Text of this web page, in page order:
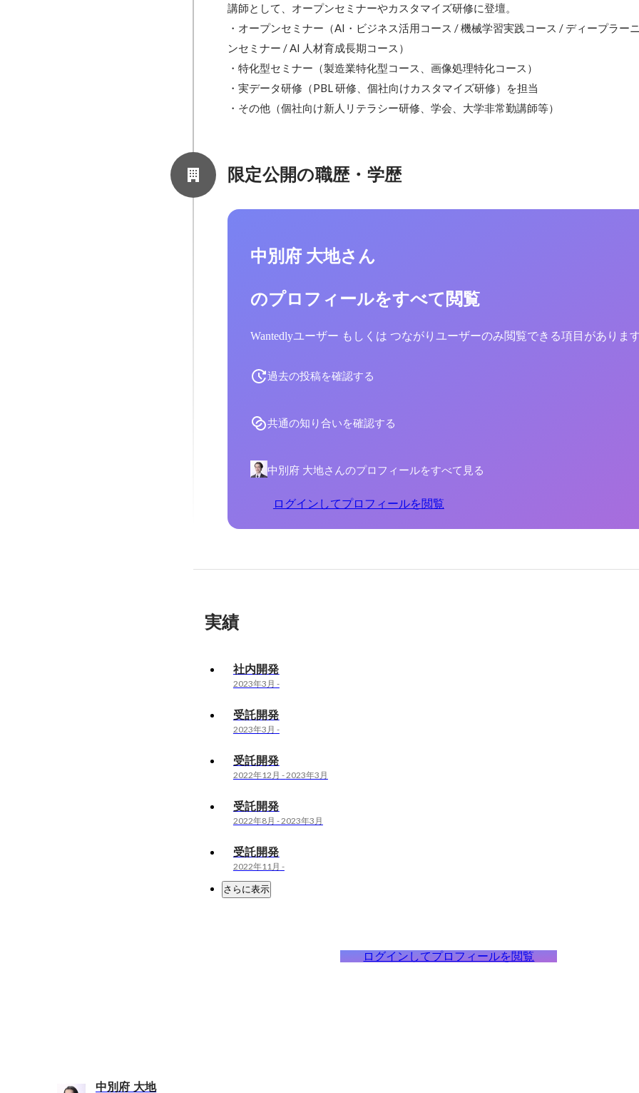
講師として、オープンセミナーやカスタマイズ研修に登壇。
・オープンセミナー（AI・ビジネス活用コース / 機械学習実践コース / ディープラー
ンセミナー / AI 人材育成長期コース）
・特化型セミナー（製造業特化型コース、画像処理特化コース）
・実データ研修（PBL 研修、個社向けカスタマイズ研修）を担当
・その他（個社向け新人リテラシー研修、学会、大学非常勤講師等）
限定公開の職歴・学歴
中別府 大地さん
のプロフィールをすべて閲覧
Wantedlyユーザー もしくは つながりユーザーのみ閲覧できる項目がありま
過去の投稿を確認する
共通の知り合いを確認する
中別府 大地さんのプロフィールをすべて見る
ログインしてプロフィールを閲覧
実績
社内開発
2023年3月 -
受託開発
2023年3月 -
受託開発
2022年12月 -2023年3月
受託開発
2022年8月 -2023年3月
受託開発
2022年11月 -
さらに表示
ログインしてプロフィールを閲覧
中別府 大地